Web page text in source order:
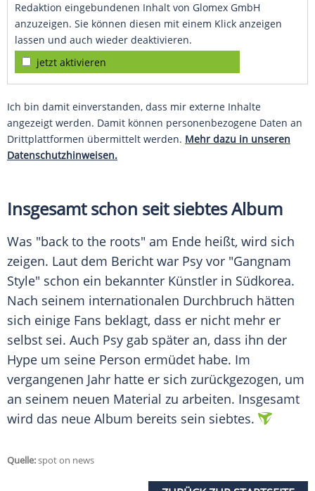
Redaktion eingebundenen Inhalt von Glomex GmbH
anzuzeigen. Sie können diesen mit einem Klick anzeigen
lassen und auch wieder deaktivieren.
jetzt aktivieren
Ich bin damit einverstanden, dass mir externe Inhalte
angezeigt werden. Damit können personenbezogene Daten an
Drittplattformen übermittelt werden. Mehr dazu in unseren
Datenschutzhinweisen.
Insgesamt schon seit siebtes Album
Was "back to the roots" am Ende heißt, wird sich
zeigen. Laut dem Bericht war Psy vor "Gangnam
Style" schon ein bekannter Künstler in Südkorea.
Nach seinem internationalen Durchbruch hätten
sich einige Fans beklagt, dass er nicht mehr er
selbst sei. Auch Psy gab später an, dass ihn der
Hype um seine Person ermüdet habe. Im
vergangenen Jahr hatte er sich zurückgezogen, um
an seinem neuen Material zu arbeiten. Insgesamt
wird das neue Album bereits sein siebtes.
Quelle:spot on news